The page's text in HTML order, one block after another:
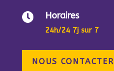
 Horaires
24h/24 7j sur 7
NOUS CONTACTER